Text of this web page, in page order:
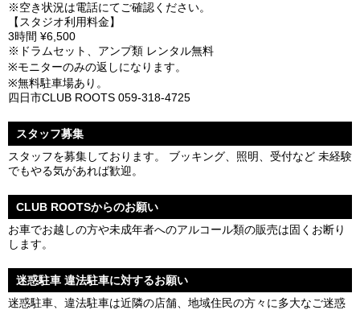
※空き状況は電話にてご確認ください。
【スタジオ利用料金】
3時間 ¥6,500
※ドラムセット、アンプ類 レンタル無料
※モニターのみの返しになります。
※無料駐車場あり。
四日市CLUB ROOTS 059-318-4725
スタッフ募集
スタッフを募集しております。 ブッキング、照明、受付など 未経験
でもやる気があれば歓迎。
CLUB ROOTSからのお願い
お車でお越しの方や未成年者へのアルコール類の販売は固くお断り
します。
迷惑駐車 違法駐車に対するお願い
迷惑駐車、違法駐車は近隣の店舗、地域住民の方々に多大なご迷惑